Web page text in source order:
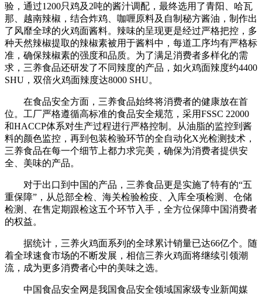
验，通过1200只鸡及2吨的酱汁调配，最终选用了青阳、哈瓦
那、越南辣椒，结合炸鸡、咖喱原料及自制秘方酱油，制作出
了风靡全球的火鸡面酱料。辣味的呈现更是经过严格把控，多
种天然辣椒提取的辣椒素被用于酱料中，每道工序均有严格标
准，确保辣椒素的强度和品质。为了满足消费者多样化的需
求，三养食品还研发了不同辣度的产品，如火鸡面辣度约4400
SHU，双倍火鸡面辣度达8000 SHU。
在食品安全方面，三养食品始终将消费者的健康放在首
位。工厂严格遵循高标准的食品安全规范，采用FSSC 22000
和HACCP体系对生产过程进行严格控制。从油脂的监控到酱
料的颜色监控，再到包装检验环节的全自动化X光检测技术，
三养食品在每一个细节上都力求完美，确保为消费者提供安
全、美味的产品。
对于出口到中国的产品，三养食品更是实施了特有的“五
重保障”，从总部全检、海关检验检疫、入库全项检测、仓储
检测、在售定期跟检这五个环节入手，全方位保障中国消费者
的权益。
据统计，三养火鸡面系列的全球累计销量已达66亿个。随
着全球速食市场的不断发展，相信三养火鸡面将继续引领潮
流，成为更多消费者心中的美味之选。
中国食品安全网是我国食品安全领域国家级专业新闻媒